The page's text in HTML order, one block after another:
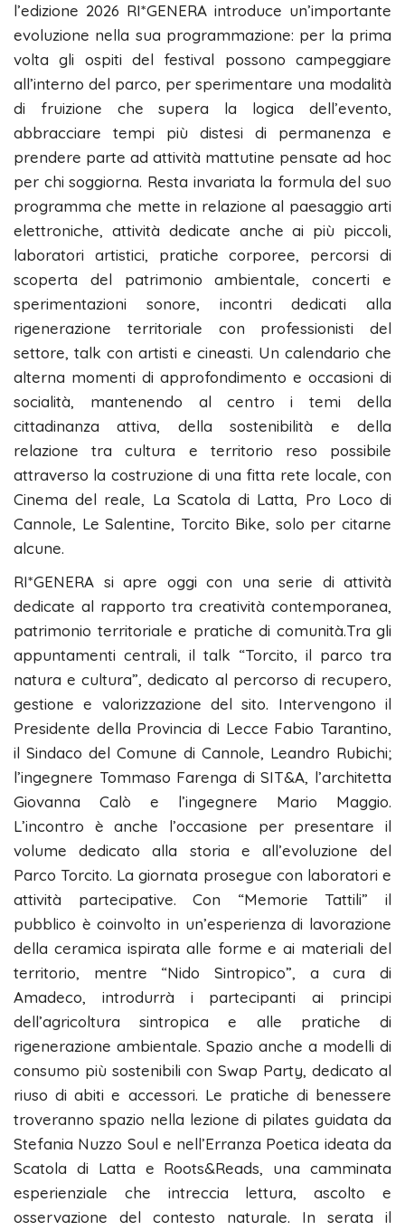
l’edizione 2026 RI*GENERA introduce un’importante
evoluzione nella sua programmazione: per la prima
volta gli ospiti del festival possono campeggiare
all’interno del parco, per sperimentare una modalità
di fruizione che supera la logica dell’evento,
abbracciare tempi più distesi di permanenza e
prendere parte ad attività mattutine pensate ad hoc
per chi soggiorna. Resta invariata la formula del suo
programma che mette in relazione al paesaggio arti
elettroniche, attività dedicate anche ai più piccoli,
laboratori artistici, pratiche corporee, percorsi di
scoperta del patrimonio ambientale, concerti e
sperimentazioni sonore, incontri dedicati alla
rigenerazione territoriale con professionisti del
settore, talk con artisti e cineasti. Un calendario che
alterna momenti di approfondimento e occasioni di
socialità, mantenendo al centro i temi della
cittadinanza attiva, della sostenibilità e della
relazione tra cultura e territorio reso possibile
attraverso la costruzione di una fitta rete locale, con
Cinema del reale, La Scatola di Latta, Pro Loco di
Cannole, Le Salentine, Torcito Bike, solo per citarne
alcune.
RI*GENERA si apre oggi con una serie di attività
dedicate al rapporto tra creatività contemporanea,
patrimonio territoriale e pratiche di comunità.Tra gli
appuntamenti centrali, il talk “Torcito, il parco tra
natura e cultura”, dedicato al percorso di recupero,
gestione e valorizzazione del sito. Intervengono il
Presidente della Provincia di Lecce Fabio Tarantino,
il Sindaco del Comune di Cannole, Leandro Rubichi;
l’ingegnere Tommaso Farenga di SIT&A, l’architetta
Giovanna Calò e l’ingegnere Mario Maggio.
L’incontro è anche l’occasione per presentare il
volume dedicato alla storia e all’evoluzione del
Parco Torcito. La giornata prosegue con laboratori e
attività partecipative. Con “Memorie Tattili” il
pubblico è coinvolto in un’esperienza di lavorazione
della ceramica ispirata alle forme e ai materiali del
territorio, mentre “Nido Sintropico”, a cura di
Amadeco, introdurrà i partecipanti ai principi
dell’agricoltura sintropica e alle pratiche di
rigenerazione ambientale. Spazio anche a modelli di
consumo più sostenibili con Swap Party, dedicato al
riuso di abiti e accessori. Le pratiche di benessere
troveranno spazio nella lezione di pilates guidata da
Stefania Nuzzo Soul e nell’Erranza Poetica ideata da
Scatola di Latta e Roots&Reads, una camminata
esperienziale che intreccia lettura, ascolto e
osservazione del contesto naturale. In serata il